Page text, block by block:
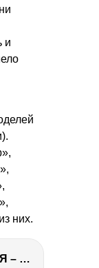
и
них.
КАБАРДИНО-БАЛКАРИЯ – ПУТЕШЕСТВИЕ НА КАВКАЗ часть 3